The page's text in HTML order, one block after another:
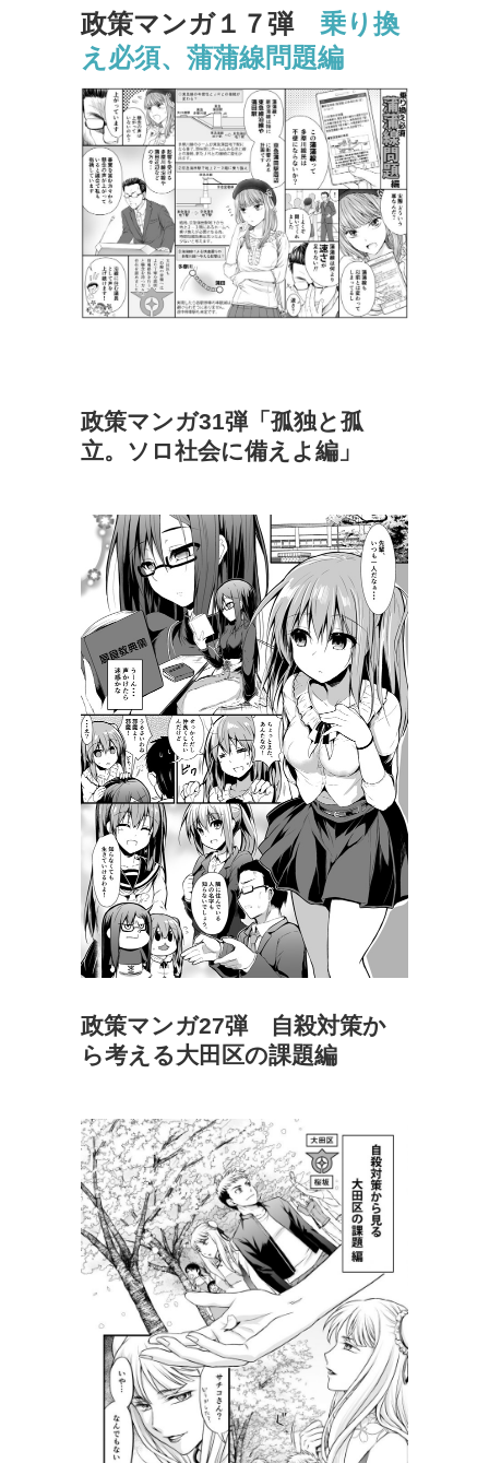
政策マンガ１７弾 乗り換
え必須、蒲蒲線問題編
政策マンガ31弾「孤独と孤
立。ソロ社会に備えよ編」
政策マンガ27弾 自殺対策か
ら考える大田区の課題編